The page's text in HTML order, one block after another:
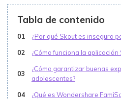
Tabla de contenido
01 ¿Por qué Skout es inseguro
02 ¿Cómo funciona la aplicación
03
¿Cómo garantizar buenas
adolescentes?
04 ¿Qué es Wondershare